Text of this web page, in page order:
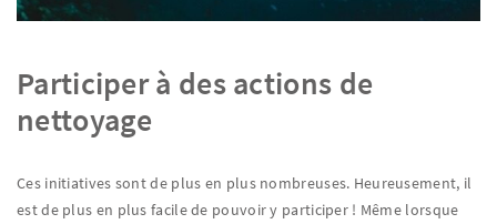
Participer à des actions de
nettoyage
Ces initiatives sont de plus en plus nombreuses. Heureusement, il
est de plus en plus facile de pouvoir y participer ! Même lorsque